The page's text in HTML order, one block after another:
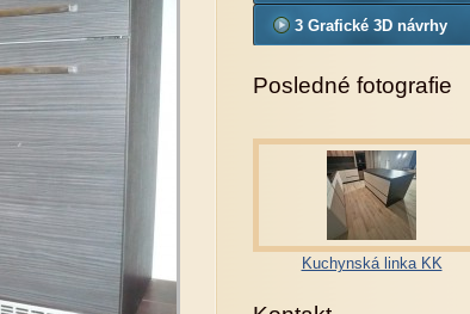
3 Grafické 3D návrhy
Posledné fotografie
Kuchynská linka KK